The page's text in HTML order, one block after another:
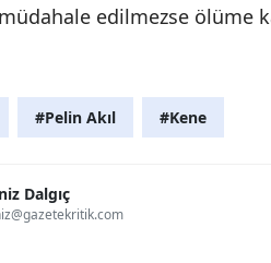
edilmezse ölüme
#Pelin Akıl #Kene
Dalgıç